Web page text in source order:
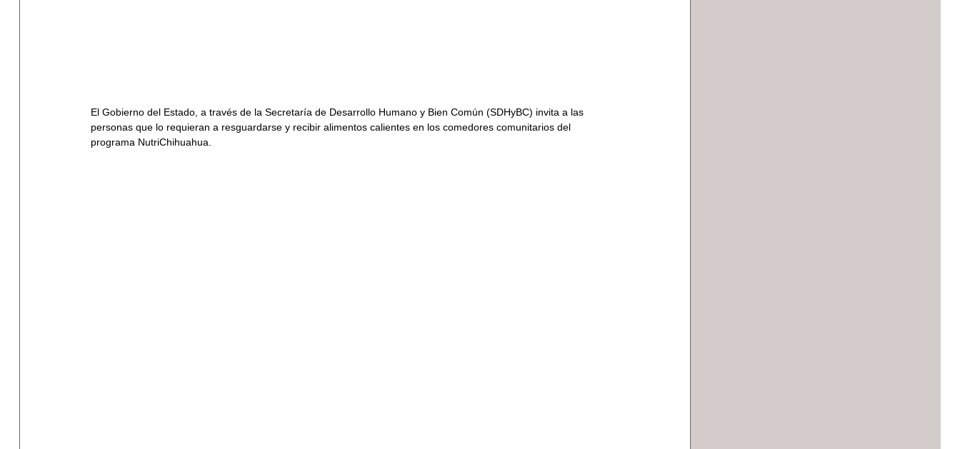
El Gobierno del Estado, a través de la Secretaría de Desarrollo Humano y Bien Común (SDHyBC) invita a las
personas que lo requieran a resguardarse y recibir alimentos calientes en los comedores comunitarios del
programa NutriChihuahua.